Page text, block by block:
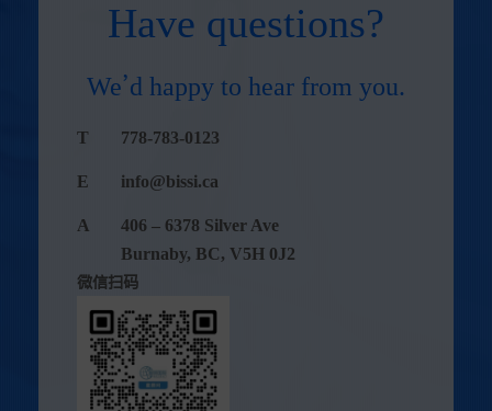
Have questions?
We’d happy to hear from you.
T 778-783-0123
E info@bissi.ca
A
406 – 6378 Silver Ave
Burnaby, BC, V5H 0J2
微信扫码